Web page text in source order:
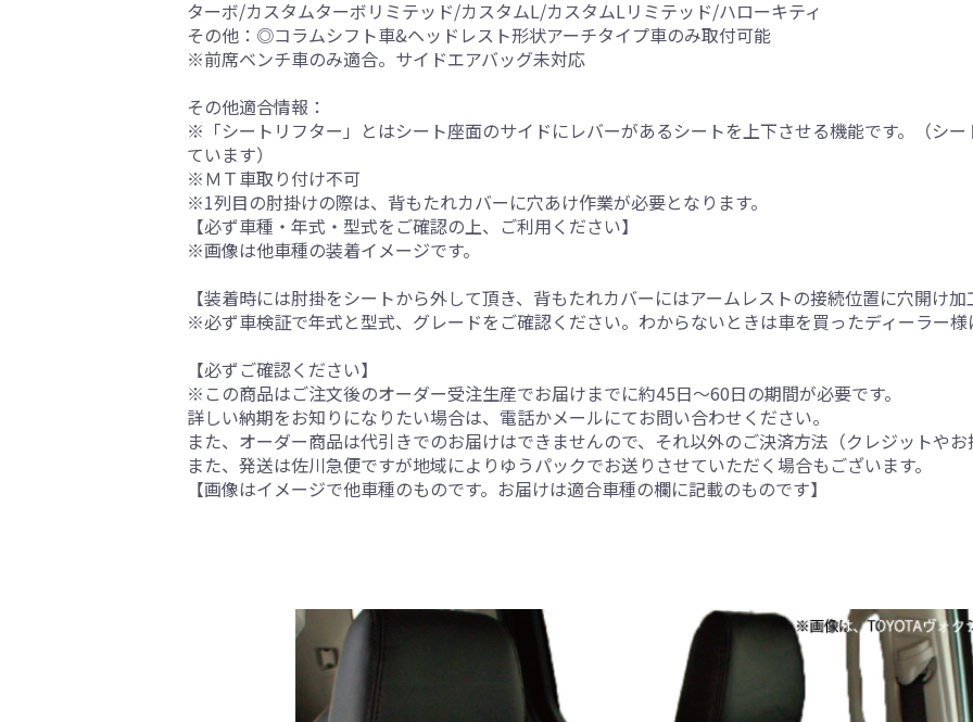
ターボ/カスタムターボリミテッド/カスタムL/カスタムLリミテッド/ハローキティ
その他：◎コラムシフト車&ヘッドレスト形状アーチタイプ車のみ取付可能
※前席ベンチ車のみ適合。サイドエアバッグ未対応
その他適合情報：
※「シートリフター」とはシート座面のサイドにレバーがあるシートを上下させる機能です。（シ
ています）
※ＭＴ車取り付け不可
※1列目の肘掛けの際は、背もたれカバーに穴あけ作業が必要となります。
【必ず車種・年式・型式をご確認の上、ご利用ください】
※画像は他車種の装着イメージです。
【装着時には肘掛をシートから外して頂き、背もたれカバーにはアームレストの接続位置に穴開け加
※必ず車検証で年式と型式、グレードをご確認ください。わからないときは車を買ったディーラー様
【必ずご確認ください】
※この商品はご注文後のオーダー受注生産でお届けまでに約45日～60日の期間が必要です。
詳しい納期をお知りになりたい場合は、電話かメールにてお問い合わせください。
また、オーダー商品は代引きでのお届けはできませんので、それ以外のご決済方法（クレジットやお
また、発送は佐川急便ですが地域によりゆうパックでお送りさせていただく場合もございます。
【画像はイメージで他車種のものです。お届けは適合車種の欄に記載のものです】